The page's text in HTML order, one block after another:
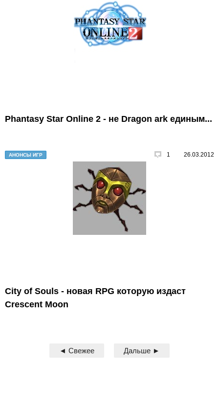
Phantasy Star Online 2 - не Dragon ark единым...
АНОНСЫ ИГР 1 26.03.2012
City of Souls - новая RPG которую издаст
Crescent Moon
◄ Свежее Дальше ►